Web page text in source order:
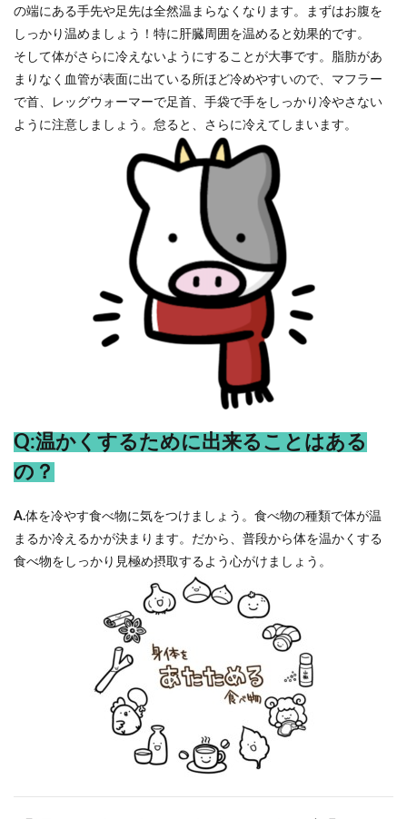
の端にある手先や足先は全然温まらなくなります。まずはお腹を
しっかり温めましょう！特に肝臓周囲を温めると効果的です。
そして体がさらに冷えないようにすることが大事です。脂肪があ
まりなく血管が表面に出ている所ほど冷めやすいので、マフラー
で首、レッグウォーマーで足首、手袋で手をしっかり冷やさない
ように注意しましょう。怠ると、さらに冷えてしまいます。
Q:温かくするために出来ることはある
の？
A.体を冷やす食べ物に気をつけましょう。食べ物の種類で体が温
まるか冷えるかが決まります。だから、普段から体を温かくする
食べ物をしっかり見極め摂取するよう心がけましょう。